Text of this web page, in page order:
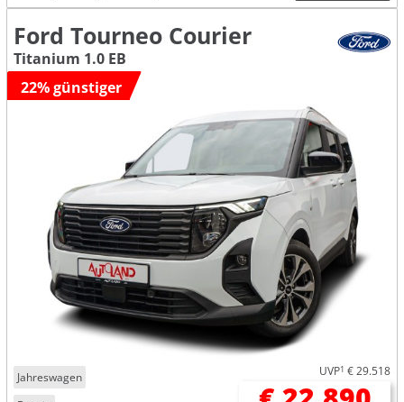
Ford Tourneo Courier
Titanium 1.0 EB
22% günstiger
Jahreswagen
UVP1 € 29.518